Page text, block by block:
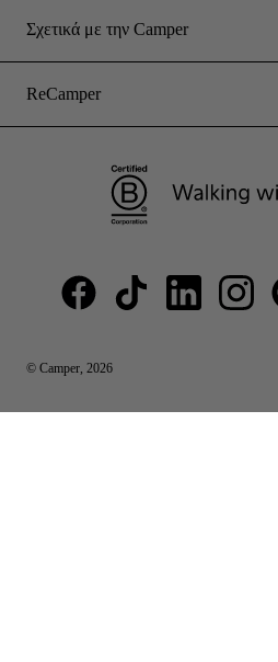
Σχετικά με την Camper
ReCamper
© Camper, 2026